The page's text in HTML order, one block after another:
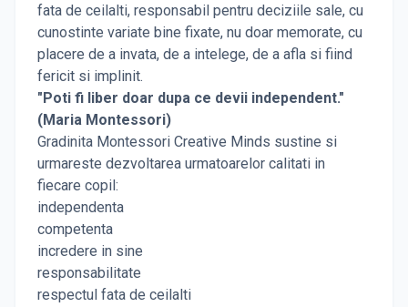
fata de ceilalti, responsabil pentru deciziile sale, cu
cunostinte variate bine fixate, nu doar memorate, cu
placere de a invata, de a intelege, de a afla si fiind
fericit si implinit.
"Poti fi liber doar dupa ce devii independent."
(Maria Montessori)
Gradinita Montessori Creative Minds sustine si
urmareste dezvoltarea urmatoarelor calitati in
fiecare copil:
independenta
competenta
incredere in sine
responsabilitate
respectul fata de ceilalti